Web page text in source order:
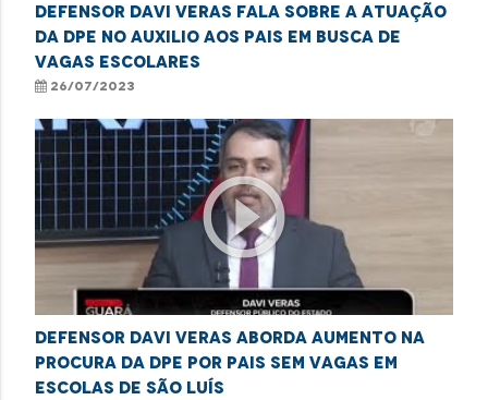
Defensor Davi Veras fala sobre a atuação
da DPE no auxilio aos pais em busca de
vagas escolares
26/07/2023
play_circle_outline
Defensor Davi Veras aborda aumento na
procura da DPE por pais sem vagas em
escolas de São Luís